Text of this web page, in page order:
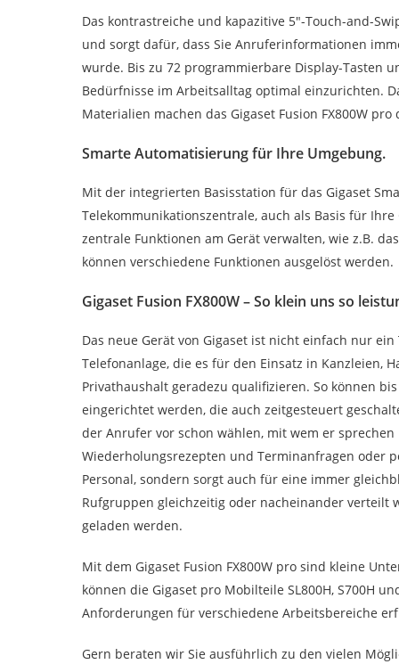
Das kontrastreiche und kapazitive 5″-Touch-and-
und sorgt dafür, dass Sie Anruferinformationen
wurde. Bis zu 72 programmierbare Display-Tasten
Bedürfnisse im Arbeitsalltag optimal einzurichten.
Materialien machen das Gigaset Fusion FX800W
Smarte Automatisierung für Ihre Umgebung.
Mit der integrierten Basisstation für das Gigaset
Telekommunikationszentrale, auch als Basis für
zentrale Funktionen am Gerät verwalten, wie z.B.
können verschiedene Funktionen ausgelöst werden.
Gigaset Fusion FX800W – So klein uns so
Das neue Gerät von Gigaset ist nicht einfach nur
Telefonanlage, die es für den Einsatz in Kanzleien,
Privathaushalt geradezu qualifizieren. So können
eingerichtet werden, die auch zeitgesteuert
der Anrufer vor schon wählen, mit wem er
Wiederholungsrezepten und Terminanfragen oder
Personal, sondern sorgt auch für eine immer
Rufgruppen gleichzeitig oder nacheinander verteilt
geladen werden.
Mit dem Gigaset Fusion FX800W pro sind kleine
können die Gigaset pro Mobilteile SL800H, S700H
Anforderungen für verschiedene Arbeitsbereiche
Gern beraten wir Sie ausführlich zu den vielen